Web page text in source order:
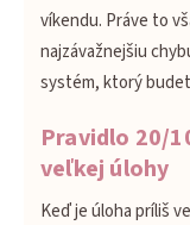
víkendu. Práve to
najzávažnejšiu
systém, ktorý
Pravidlo 20/
veľkej úlohy
Keď je úloha príliš